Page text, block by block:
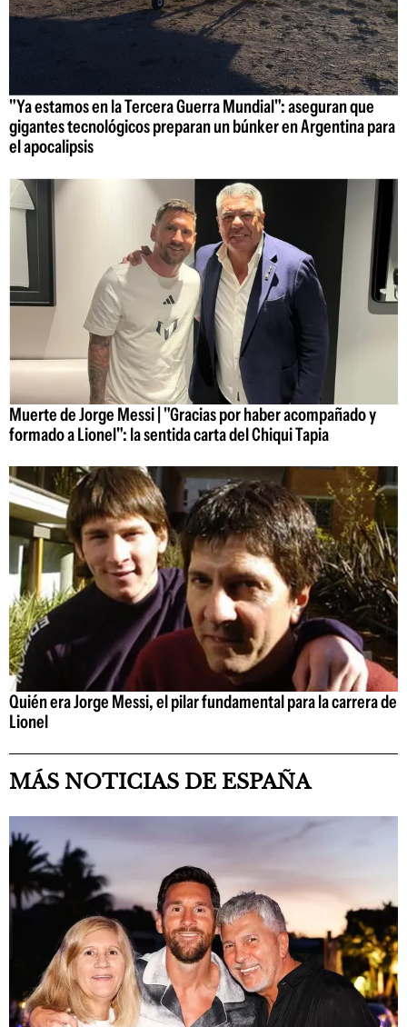
"Ya estamos en la Tercera Guerra Mundial": aseguran que
gigantes tecnológicos preparan un búnker en Argentina para
el apocalipsis
Muerte de Jorge Messi | "Gracias por haber acompañado y
formado a Lionel": la sentida carta del Chiqui Tapia
Quién era Jorge Messi, el pilar fundamental para la carrera de
Lionel
MÁS NOTICIAS DE ESPAÑA